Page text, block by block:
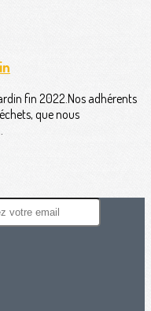
fin 2022.Nos adhérents
que nous